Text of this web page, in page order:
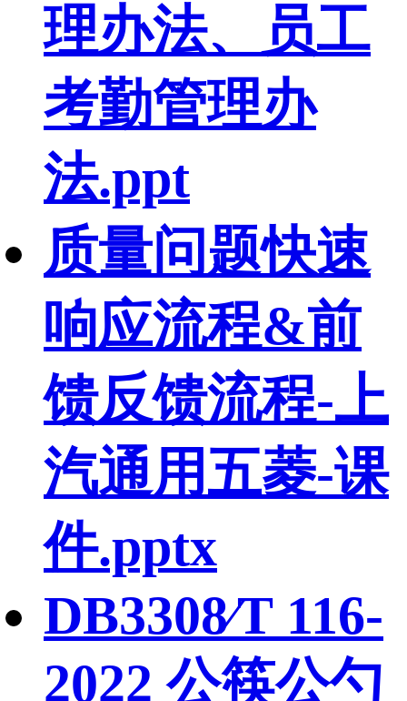
理办法、员工
考勤管理办
法.ppt
质量问题快速
响应流程&前
馈反馈流程-上
汽通用五菱-课
件.pptx
DB3308∕T 116-
2022 公筷公勺